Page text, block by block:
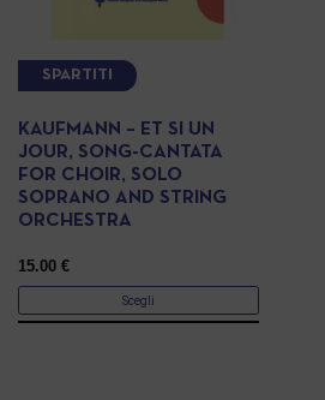
SPARTITI
KAUFMANN – ET SI UN
JOUR, SONG-CANTATA
FOR CHOIR, SOLO
SOPRANO AND STRING
ORCHESTRA
15.00 €
Scegli